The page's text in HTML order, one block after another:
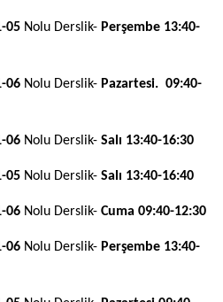
05 Nolu Derslik- Perşembe 13:40-
06 Nolu Derslik- Pazartesi. 09:40-
06 Nolu Derslik- Salı 13:40-16:30
05 Nolu Derslik- Salı 13:40-16:40
06 Nolu Derslik- Cuma 09:40-12:30
06 Nolu Derslik- Perşembe 13:40-